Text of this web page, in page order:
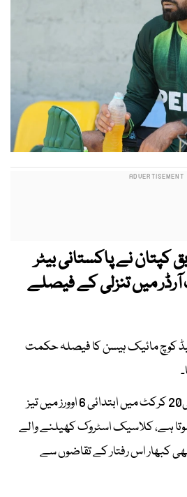
کپتان نے پاکستانی بیٹر
میں تنزلی کے فیصلے
ہیڈ کوچ مائیک ہیسن کا فیصلہ حکمت
ڈوپلیسی نے مزید کہا کہ ٹی20 کرکٹ میں ابتدائی 6 اوورز میں تیز
ہے، کلاسیک اسٹروک کھیلنے والے
کبھار اس رفتار کے تقاضوں سے